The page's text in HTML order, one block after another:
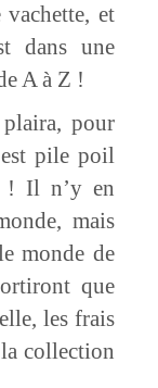
et
dans une
A à Z !
plaira, pour
pile poil
! Il n’y en
mais
monde de
que
les frais
collection